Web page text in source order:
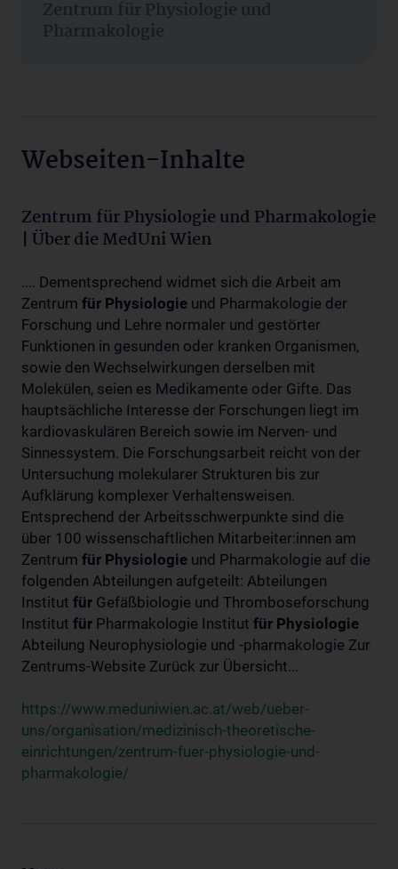
Zentrum für Physiologie und
Pharmakologie
Webseiten-Inhalte
Zentrum für Physiologie und Pharmakologie
| Über die MedUni Wien
.... Dementsprechend widmet sich die Arbeit am
Zentrum für Physiologie und Pharmakologie der
Forschung und Lehre normaler und gestörter
Funktionen in gesunden oder kranken Organismen,
sowie den Wechselwirkungen derselben mit
Molekülen, seien es Medikamente oder Gifte. Das
hauptsächliche Interesse der Forschungen liegt im
kardiovaskulären Bereich sowie im Nerven- und
Sinnessystem. Die Forschungsarbeit reicht von der
Untersuchung molekularer Strukturen bis zur
Aufklärung komplexer Verhaltensweisen.
Entsprechend der Arbeitsschwerpunkte sind die
über 100 wissenschaftlichen Mitarbeiter:innen am
Zentrum für Physiologie und Pharmakologie auf die
folgenden Abteilungen aufgeteilt: Abteilungen
Institut für Gefäßbiologie und Thromboseforschung
Institut für Pharmakologie Institut für Physiologie
Abteilung Neurophysiologie und -pharmakologie Zur
Zentrums-Website Zurück zur Übersicht...
https://www.meduniwien.ac.at/web/ueber-
uns/organisation/medizinisch-theoretische-
einrichtungen/zentrum-fuer-physiologie-und-
pharmakologie/